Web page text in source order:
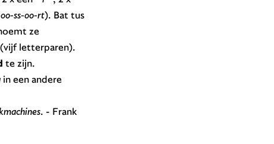
ss-oo-rt). Bat tus
ze
letterparen).
te zijn.
in een andere
. - Frank